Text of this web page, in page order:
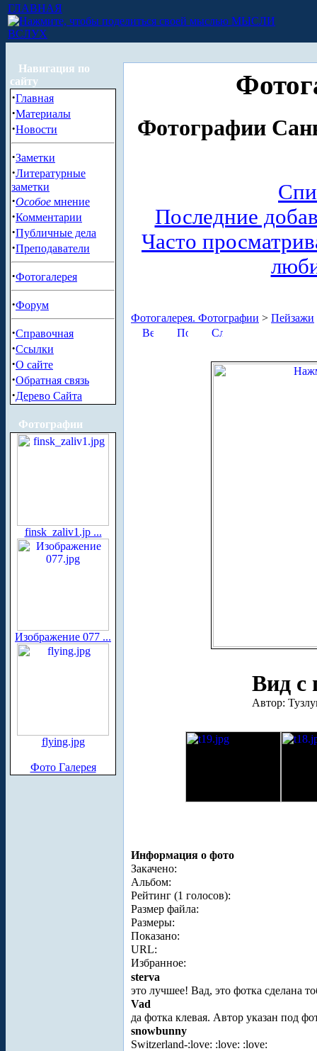
ГЛАВНАЯ
МЫСЛИ
ВСЛУХ
Навигация по
сайту
·Главная
·Материалы
·Новости
·Заметки
·Литературные
заметки
·Особое мнение
·Комментарии
·Публичные дела
·Преподаватели
·Фотогалерея
·Форум
·Справочная
·Ссылки
·О сайте
·Обратная связь
·Дерево Сайта
Фотографии
finsk_zaliv1.jp ...
Изображение 077 ...
flying.jpg
Фото Галерея
Фотографии
Последние
Часто
Фотогалерея. Фотографии > Пейзажи
Вид с
Автор:
Информация о фото
Закачено:
Альбом:
Рейтинг (1 голосов):
Размер файла:
Размеры:
Показано:
URL:
Избранное:
sterva
это лучшее! Вад, это фотка сделана
Vad
да фотка клевая. Автор указан под
snowbunny
Switzerland-:love: :love: :love: